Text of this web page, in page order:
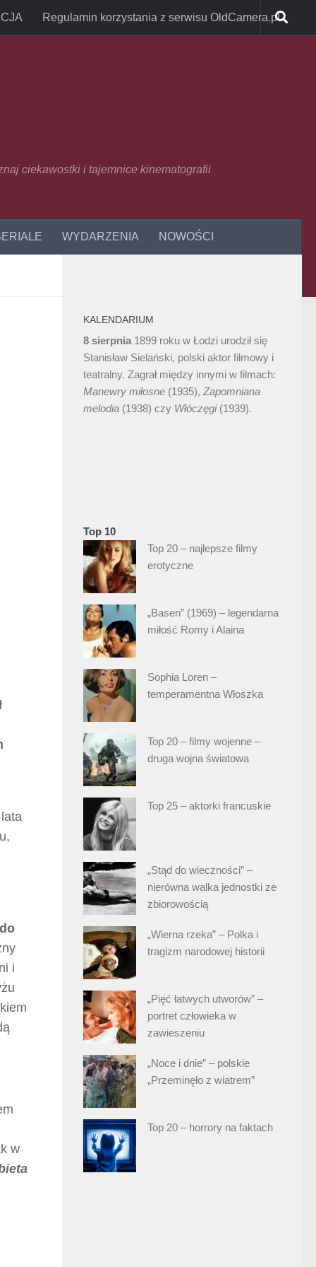
Regulamin korzystania z serwisu OldCamera.pl
ciekawostki i tajemnice kinematografii
WYDARZENIA NOWOŚCI
i
w
KALENDARIUM
8 sierpnia 1899 roku w Łodzi urodził się
Stanisław Sielański, polski aktor filmowy i
teatralny. Zagrał między innymi w filmach:
Manewry miłosne (1935), Zapomniana
melodia (1938) czy Włóczęgi(1939).
Top 10
Top 20 – najlepsze filmy
erotyczne
„Basen” (1969) – legendarna
miłość Romy i Alaina
Sophia Loren –
temperamentna Włoszka
Top 20 – filmy wojenne –
druga wojna światowa
Top 25 – aktorki francuskie
„Stąd do wieczności” –
nierówna walka jednostki ze
zbiorowością
„Wierna rzeka” – Polka i
tragizm narodowej historii
„Pięć łatwych utworów” –
portret człowieka w
zawieszeniu
„Noce i dnie” – polskie
„Przeminęło z wiatrem”
Top 20 – horrory na faktach